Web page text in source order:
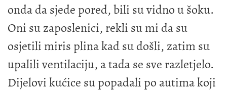
onda da sjede pored, bili su vidno u šoku.
Oni su zaposlenici, rekli su mi da su
osjetili miris plina kad su došli, zatim su
upalili ventilaciju, a tada se sve razletjelo.
Dijelovi kućice su popadali po autima koji